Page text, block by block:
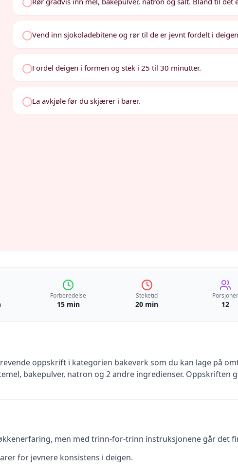
Vend inn sjokoladebitene og rør til de er jevnt fordelt i
Fordel deigen i formen og stek i 25 til 30 minutter.
La avkjøle før du skjærer i barer.
Forberedelse
15 min
Steketid
20 min
Porsjoner
12
oppskrift i kategorien bakeverk som du kan lage på
bakepulver, natron og 2 andre ingredienser. Oppskriften
men med trinn-for-trinn instruksjonene går det
for jevnere konsistens i deigen.